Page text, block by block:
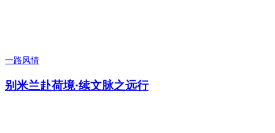
一路风情
别米兰赴荷境·续文脉之远行